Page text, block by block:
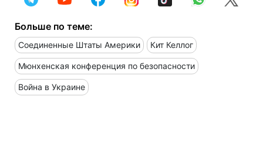
Больше по теме:
Соединенные Штаты Америки Кит Келлог
Мюнхенская конференция по безопасности
Война в Украине